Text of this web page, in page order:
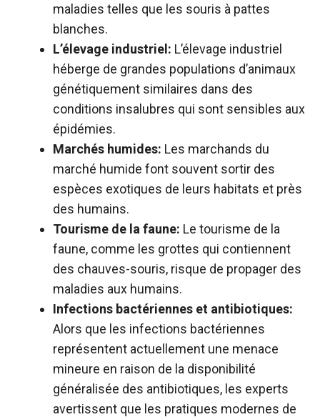
maladies telles que les souris à pattes
blanches.
L’élevage industriel: L’élevage industriel
héberge de grandes populations d’animaux
génétiquement similaires dans des
conditions insalubres qui sont sensibles aux
épidémies.
Marchés humides: Les marchands du
marché humide font souvent sortir des
espèces exotiques de leurs habitats et près
des humains.
Tourisme de la faune: Le tourisme de la
faune, comme les grottes qui contiennent
des chauves-souris, risque de propager des
maladies aux humains.
Infections bactériennes et antibiotiques:
Alors que les infections bactériennes
représentent actuellement une menace
mineure en raison de la disponibilité
généralisée des antibiotiques, les experts
avertissent que les pratiques modernes de